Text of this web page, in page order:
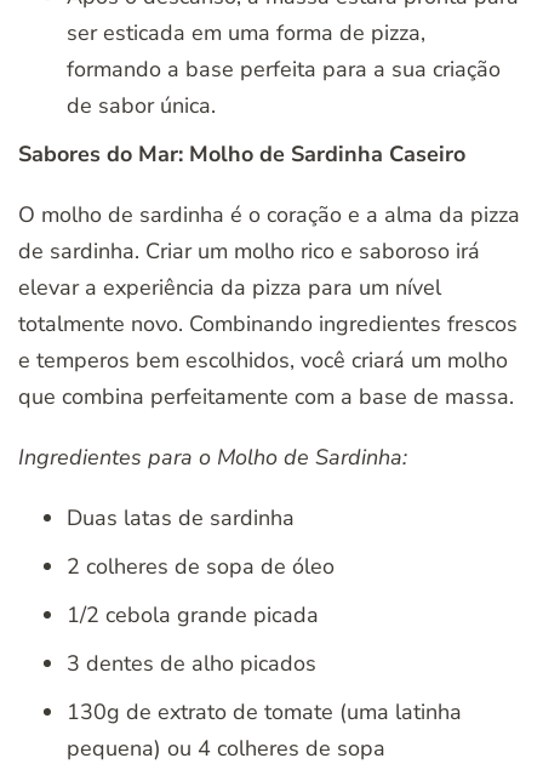
ser esticada em uma forma de pizza,
formando a base perfeita para a sua criação
de sabor única.
Sabores do Mar: Molho de Sardinha Caseiro
O molho de sardinha é o coração e a alma da pizza
de sardinha. Criar um molho rico e saboroso irá
elevar a experiência da pizza para um nível
totalmente novo. Combinando ingredientes frescos
e temperos bem escolhidos, você criará um molho
que combina perfeitamente com a base de massa.
Ingredientes para o Molho de Sardinha:
Duas latas de sardinha
2 colheres de sopa de óleo
1/2 cebola grande picada
3 dentes de alho picados
130g de extrato de tomate (uma latinha
pequena) ou 4 colheres de sopa